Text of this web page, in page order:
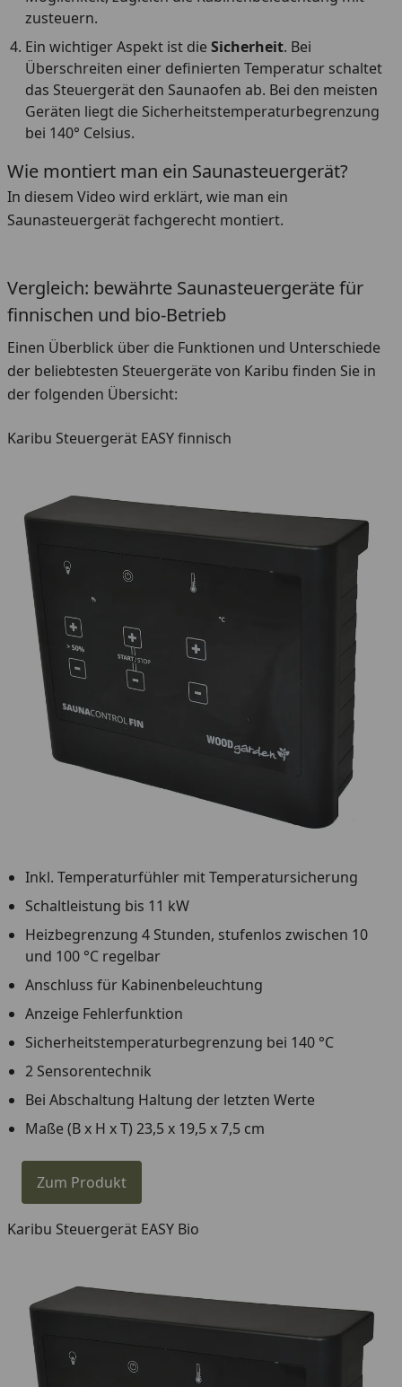
zusteuern.
Ein wichtiger Aspekt ist dieSicherheit. Bei
Überschreiten einer definierten Temperatur schaltet
das Steuergerät den Saunaofen ab. Bei den meisten
Geräten liegt die Sicherheitstemperaturbegrenzung
bei 140° Celsius.
Wie montiert man ein Saunasteuergerät?
In diesem Video wird erklärt, wie man ein
Saunasteuergerät fachgerecht montiert.
Vergleich: bewährte Saunasteuergeräte für
finnischen und bio-Betrieb
Einen Überblick über die Funktionen und Unterschiede
der beliebtesten Steuergeräte von Karibu finden Sie in
der folgenden Übersicht:
Karibu Steuergerät EASY finnisch
Inkl. Temperaturfühler mit Temperatursicherung
Schaltleistung bis 11 kW
Heizbegrenzung 4 Stunden, stufenlos zwischen 10
und 100 °C regelbar
Anschluss für Kabinenbeleuchtung
Anzeige Fehlerfunktion
Sicherheitstemperaturbegrenzung bei 140 °C
2 Sensorentechnik
Bei Abschaltung Haltung der letzten Werte
Maße (B x H x T) 23,5 x 19,5 x 7,5 cm
Zum Produkt
Karibu Steuergerät EASY Bio